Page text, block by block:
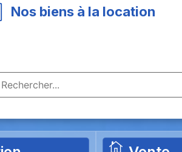
Nos biens à la location